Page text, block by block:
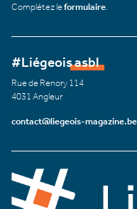
Complétez leformulaire
#Liégeois asbl
Rue de Renory 114
4031 Angleur
contact@liegeois-magazine.be